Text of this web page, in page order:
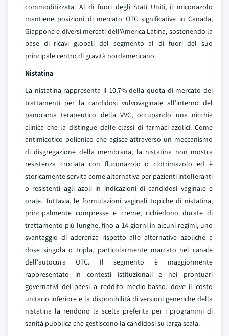
commoditizzata. Al di fuori degli Stati Uniti, il miconazolo
mantiene posizioni di mercato OTC significative in Canada,
Giappone e diversi mercati dell'America Latina, sostenendo la
base di ricavi globali del segmento al di fuori del suo
principale centro di gravità nordamericano.
Nistatina
La nistatina rappresenta il 10,7% della quota di mercato dei
trattamenti per la candidosi vulvovaginale all'interno del
panorama terapeutico della VVC, occupando una nicchia
clinica che la distingue dalle classi di farmaci azolici. Come
antimicotico polienico che agisce attraverso un meccanismo
di disgregazione della membrana, la nistatina non mostra
resistenza crociata con fluconazolo o clotrimazolo ed è
storicamente servita come alternativa per pazienti intolleranti
o resistenti agli azoli in indicazioni di candidosi vaginale e
orale. Tuttavia, le formulazioni vaginali topiche di nistatina,
principalmente compresse e creme, richiedono durate di
trattamento più lunghe, fino a 14 giorni in alcuni regimi, uno
svantaggio di aderenza rispetto alle alternative azoliche a
dose singola o tripla, particolarmente marcato nel canale
dell'autocura OTC. Il segmento è maggiormente
rappresentato in contesti istituzionali e nei prontuari
governativi dei paesi a reddito medio-basso, dove il costo
unitario inferiore e la disponibilità di versioni generiche della
nistatina la rendono la scelta preferita per i programmi di
sanità pubblica che gestiscono la candidosi su larga scala.